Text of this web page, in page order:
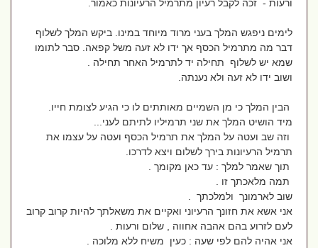
ורעות - זכה לקבל רעיון מתרמיל הרעיונות כאמור.
לימים ניפגש המלך בעני מרוד מיוחד במינו. ביקש המלך לשלוף
דבר מה מתרמיל הכסף אך ידו לא זעה משל קפאה. סבר לתומו
שמא יש לשלוף תחילה יד לתרמיל האחר תחילה .
ושוב ידו לא זעה ולא נענתה.
הבין המלך כי מן השמיים מאותתים לו כי הגיע לצומת חייו.
מיד הושיט המלך את שני תרמיליו לתיתם לעני...
וזה שב ועטה על המלך את תרמיל הכסף ועטה על עצמו את
תרמיל הרעיונות בירך לשלום ויצא לדרכו.
תוך שאמר למלך : עד כאן מקומך .
תמה מלאכתך זו .
שוב לארמונך ולמלכתך .
אני אשא את חזונך הרעיוני ואקיים את משאלתך להיות קרוב קרוב
לעם לזרוע בהם אהבה אחווה , שלום ורעות .
אני אהיה להם לפי שעה : כעין משיח ללא מלוכה .